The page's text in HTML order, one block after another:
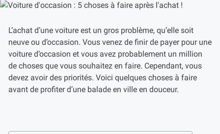
L’achat d’une voiture est un gros problème, qu’elle soit
neuve ou d’occasion. Vous venez de finir de payer pour une
voiture d’occasion et vous avez probablement un million
de choses que vous souhaitez en faire. Cependant, vous
devez avoir des priorités. Voici quelques choses à faire
avant de profiter d’une balade en ville en douceur.